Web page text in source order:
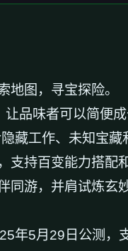
地图，寻宝探险。
品味者可以简便成
藏工作、未知宝藏
持百变能力搭配
游，并肩试炼玄
年5月29日公测，